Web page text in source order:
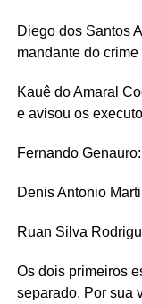
Diego dos Santos
mandante do crime
Kauê do Amaral
e avisou os
Fernando
Denis Antonio
Ruan Silva
Os dois primeiros
separado. Por sua